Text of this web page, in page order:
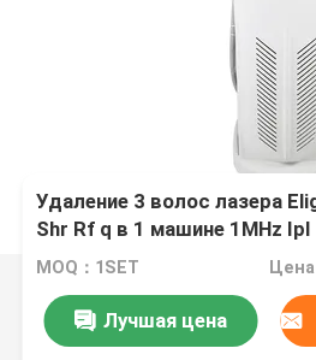
Удаление 3 волос лазера
Shr Rf q в 1 машине 1MHz Ipl
MOQ：1SET
Лучшая цена